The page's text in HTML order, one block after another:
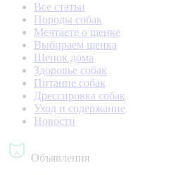
Все статьи
Породы собак
Мечтаете о щенке
Выбираем щенка
Щенок дома
Здоровье собак
Питание собак
Дрессировка собак
Уход и содержание
Новости
Объявления